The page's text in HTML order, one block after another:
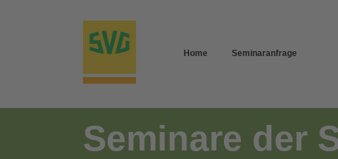
Home Seminaranfrage
Seminare der